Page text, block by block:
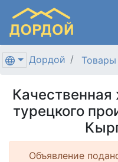
Дордой Товары
турецкого
Объявление